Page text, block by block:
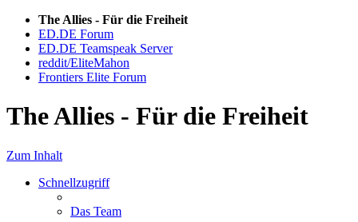
The Allies - Für die Freiheit
ED.DE Forum
ED.DE Teamspeak Server
reddit/EliteMahon
Frontiers Elite Forum
The Allies - Für die Freiheit
Zum Inhalt
Schnellzugriff
Das Team